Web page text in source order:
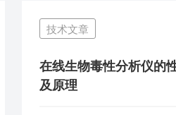
计算大致的浓度范围。根据
瓶，选择需准备平行样数量
PH值应在7．2左右。2.如果
品的情况，应...
技术文章
在线生物毒性分析仪的
及原理